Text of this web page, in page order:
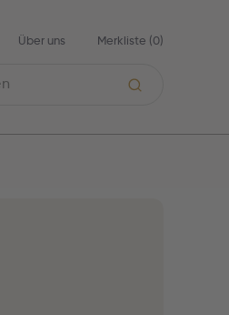
Über uns Merkliste (0)